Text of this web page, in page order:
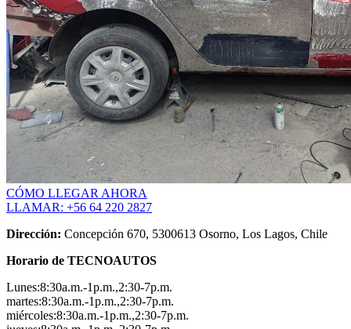
CÓMO LLEGAR AHORA
LLAMAR: +56 64 220 2827
Dirección: Concepción 670, 5300613 Osorno, Los Lagos, Chile
Horario de TECNOAUTOS
Lunes:8:30a.m.-1p.m.,2:30-7p.m.
martes:8:30a.m.-1p.m.,2:30-7p.m.
miércoles:8:30a.m.-1p.m.,2:30-7p.m.